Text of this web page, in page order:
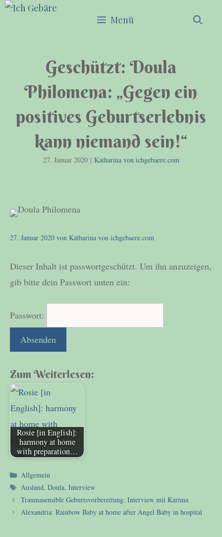
Zum
Menü
Geschützt: Doula
Philomena: „Gegen ein
positives Geburtserlebnis
kann niemand sein!“
27. Januar 2020 | Katharina von ichgebaere.com
27. Januar 2020 von Katharina von ichgebaere.com
Dieser Inhalt ist passwortgeschützt. Um ihn anzuzeigen,
gib bitte dein Passwort unten ein:
Passwort:
Zum Weiterlesen:
Rosie [in English]:
harmony at home
with preparation…
Kategorien
Allgemein
Schlagwörter
Ausland,Doula,Interview
Traumasensible Geburtsvorbereitung: Interview mit Karima
Alexandria: Rainbow Baby at home after Angel Baby in hospital